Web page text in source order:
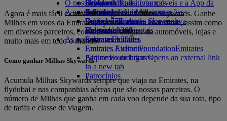
Bebidas
A nossa frota
Boeing 777
Emirates A380
Emirates A350
Emirates Executive
Esquemas de lugares
Brinquedos para crianças
Atividades para as crianças
O nosso planeta
Sustentabilidade nas operações
Política ambiental
Relatórios ambientais
As nossas comunidades
Emirates Airline FoundationEmirates
Airline Foundation Opens an external link
in a new tab
Patrocínios
Skywards Rail
Calculadora de Milhas
Login em Emirates Skywards
Skywards+
Site para dispositivos móveis e a App da
Emirates
Cancelar ou alterar uma reserva
Viagens afetadas
Sobre a Emirates
Agora é mais fácil e conveniente ganhar Milhas Skywards. Ganhe
Milhas em voos da Emirates, flydubai ou em codeshare, assim como
em diversos parceiros, como hotéis, aluguer de automóveis, lojas e
muito mais em todo o mundo.
Como ganhar Milhas Skywards
Acumula Milhas Skywards sempre que viaja na Emirates, na
flydubai e nas companhias aéreas que são nossas parceiras. O
número de Milhas que ganha em cada voo depende da sua rota, tipo
de tarifa e classe de viagem.